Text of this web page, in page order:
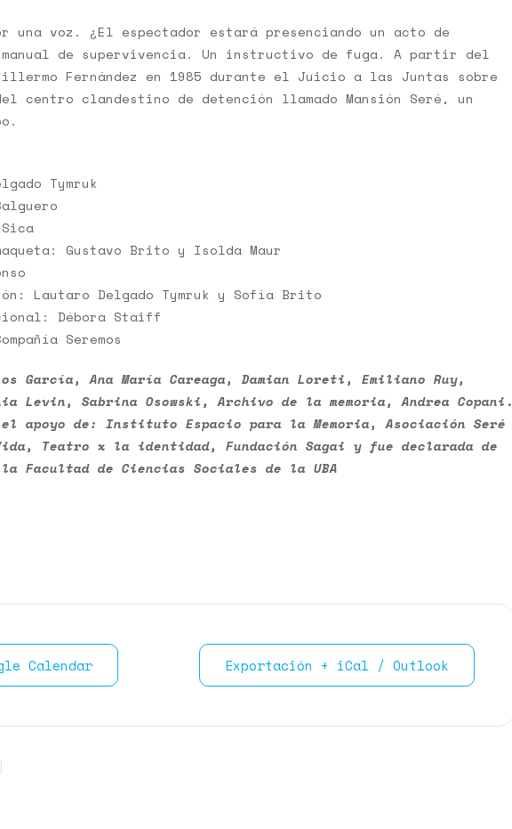
una voz. ¿El espectador estará presenciando un acto de
manual de supervivencia. Un instructivo de fuga. A partir del
Fernández en 1985 durante el Juicio a las Juntas sobre
centro clandestino de detención llamado Mansión Seré, un
Tymruk
Gustavo Brito y Isolda Maur
Lautaro Delgado Tymruk y Sofía Brito
Débora Staiff
Seremos
García, Ana María Careaga, Damian Loreti, Emiliano Ruy,
Levin, Sabrina Osowski, Archivo de la memoria, Andrea Copani.
apoyo de: Instituto Espacio para la Memoria, Asociación Seré
Teatro x la identidad, Fundación Sagai y fue declarada de
Facultad de Ciencias Sociales de la UBA
Calendar Exportación + iCal / Outlook